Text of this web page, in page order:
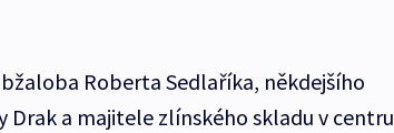
Roberta Sedlaříka, někdejšího
a majitele zlínského skladu v centru